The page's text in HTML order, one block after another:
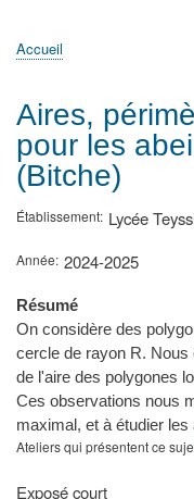
Accueil
ActualitésMATh.en.JEANS ?
Régions et Ateliers
Créer, gérer un
Sujets/Publications
Congrès
d'Ariane
Accueil
Aires,
pour les
(Bitche)
Établissement Lycée
Année 2024-2025
Résumé
On considère des
cercle de rayon R. Nous
de l'aire des polygones
Ces observations nous
maximal, et à étudier
Ateliers qui présentent ce
Type
Exposé court